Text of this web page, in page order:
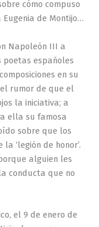
cómo compuso
de Montijo…
Napoleón III a
poetas españoles
en su
rumor de que el
la iniciativa; a
ella su famosa
sobre que los
‘legión de honor’.
alguien les
conducta que no
el 9 de enero de